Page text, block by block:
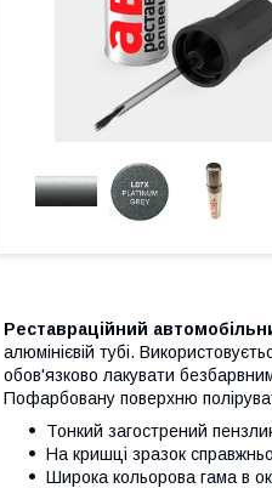
Реставраційний
алюмінієвій тубі.
обов'язково лакувати
Пофарбовану поверхню
Тонкий загострений
На кришці зразок
Широка кольорова гама в